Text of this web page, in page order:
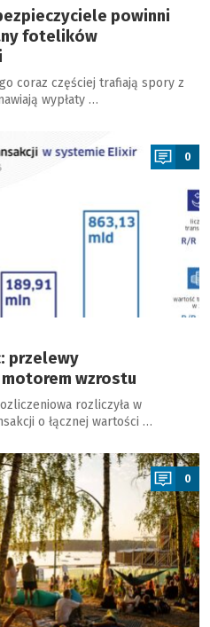
powinni
fotelików
coraz częściej trafiają spory z
wypłaty …
0
przelewy
wzrostu
rozliczyła w
o łącznej wartości …
0